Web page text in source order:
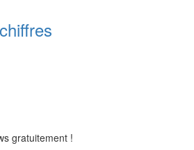
gratuitement !